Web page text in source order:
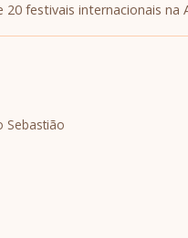
festivais internacionais na
Sebastião